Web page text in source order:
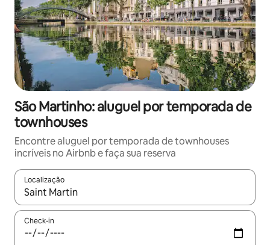
São Martinho: aluguel por temporada de
townhouses
Encontre aluguel por temporada de townhouses
incríveis no Airbnb e faça sua reserva
Localização
Quando os resultados estiverem disponíveis, explore-os
Check-in